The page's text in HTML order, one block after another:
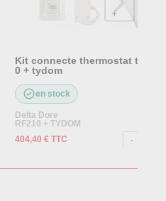
Kit connecte thermostat tybox
0 + tydom
en stock
Delta Dore
RF210 + TYDOM
404,40 € TTC